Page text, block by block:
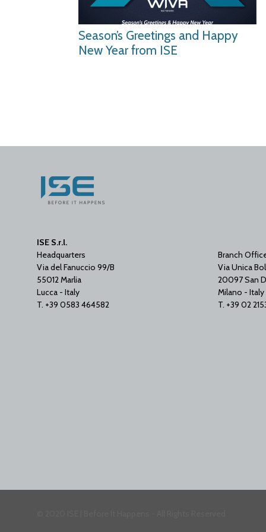
Season’s Greetings and Happy
New Year from ISE
ISE S.r.l.
Headquarters
Via del Fanuccio 99/B
55012 Marlia
Lucca - Italy
T. +39 0583 464582
Branch
Via Unica
20097 San
Milano - Italy
T. +39 02